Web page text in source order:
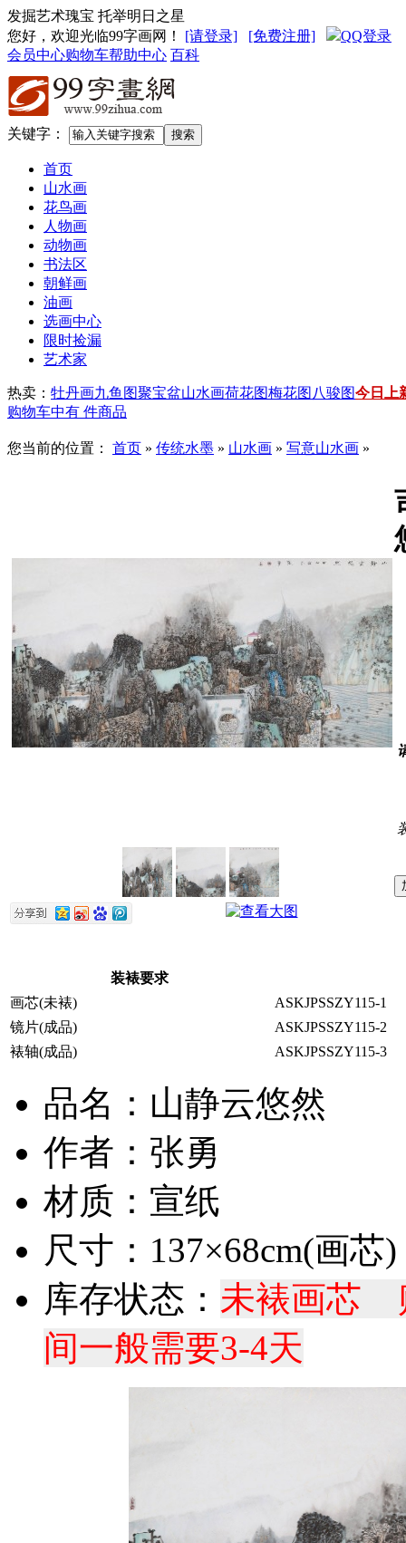
发掘艺术瑰宝 托举明日之星
您好，欢迎光临99字画网 ！ [请登录] [免费注册]
QQ登录
会员中心购物车帮助中心 百科
关键字：
首页
山水画
花鸟画
人物画
动物画
书法区
朝鲜画
油画
选画中心
限时捡漏
艺术家
热卖： 牡丹画九鱼图聚宝盆山水画荷花图梅花图 八骏图今日上
购物车中有 件商品
您当前的位置： 首页 » 传统水墨 » 山水画 » 写意山水画 »
装裱要求
画芯(未裱)
ASKJPSSZY115-1
镜片(成品)
ASKJPSSZY115-2
裱轴(成品)
ASKJPSSZY115-3
品名：山静云悠然
作者：张勇
材质：宣纸
尺寸：137×68cm(画芯)
库存状态： 未裱画芯
间一般需要3-4天